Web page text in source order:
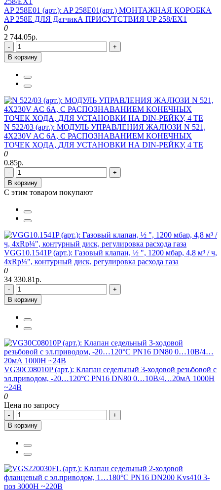
AP 258E01 (арт.): AP 258E01(арт.) МОНТАЖНАЯ КОРОБКА
AP 258E ДЛЯ ДатчикА ПРИСУТСТВИЯ UP 258/EX1
0
2 744.05р.
-
+
В корзину
N 522/03 (арт.): МОДУЛЬ УПРАВЛЕНИЯ ЖАЛЮЗИ N 521,
4Х230V AC 6A, С РАСПОЗНАВАНИЕМ КОНЕЧНЫХ
ТОЧЕК ХОДА, ДЛЯ УСТАНОВКИ НА DIN-РЕЙКУ, 4 ТЕ
0
0.85р.
-
+
В корзину
С этим товаром покупают
VGG10.1541P (арт.): Газовый клапан, ½ ", 1200 мбар, 4,8 м³ / ч,
4xRp¼", контурный диск, регулировка расхода газа
0
34 330.81р.
-
+
В корзину
VG30C08010P (арт.): Клапан седельный 3-ходовой резьбовой с
эл.приводом, -20…120°С PN16 DN80 0…10В/4…20мА 1000Н
~24В
0
Цена по запросу
-
+
В корзину